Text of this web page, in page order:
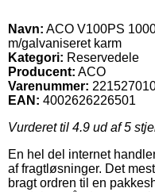
Navn: ACO V100PS
m/galvaniseret karm
Kategori: Reservedele
Producent: ACO
Varenummer:
EAN: 4002626226501
Vurderet til 4.9 ud af 5
En hel del internet
af fragtløsninger. Det
bragt ordren til en